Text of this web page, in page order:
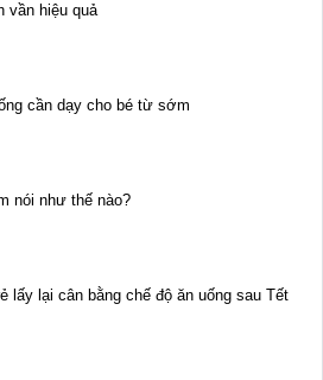
vần hiệu quả
cần dạy cho bé từ sớm
nói như thế nào?
lấy lại cân bằng chế độ ăn uống sau Tết